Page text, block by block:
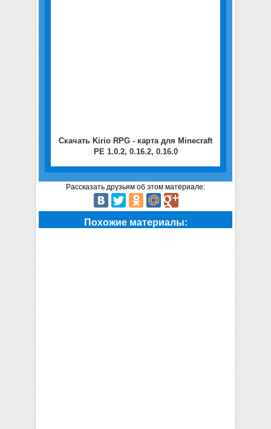
Скачать Kirio RPG - карта для Minecraft
PE 1.0.2, 0.16.2, 0.16.0
Рассказать друзьям об этом материале:
Похожие материалы: